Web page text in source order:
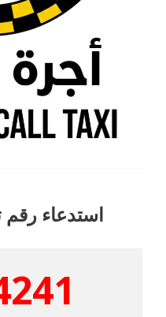
استدعاء